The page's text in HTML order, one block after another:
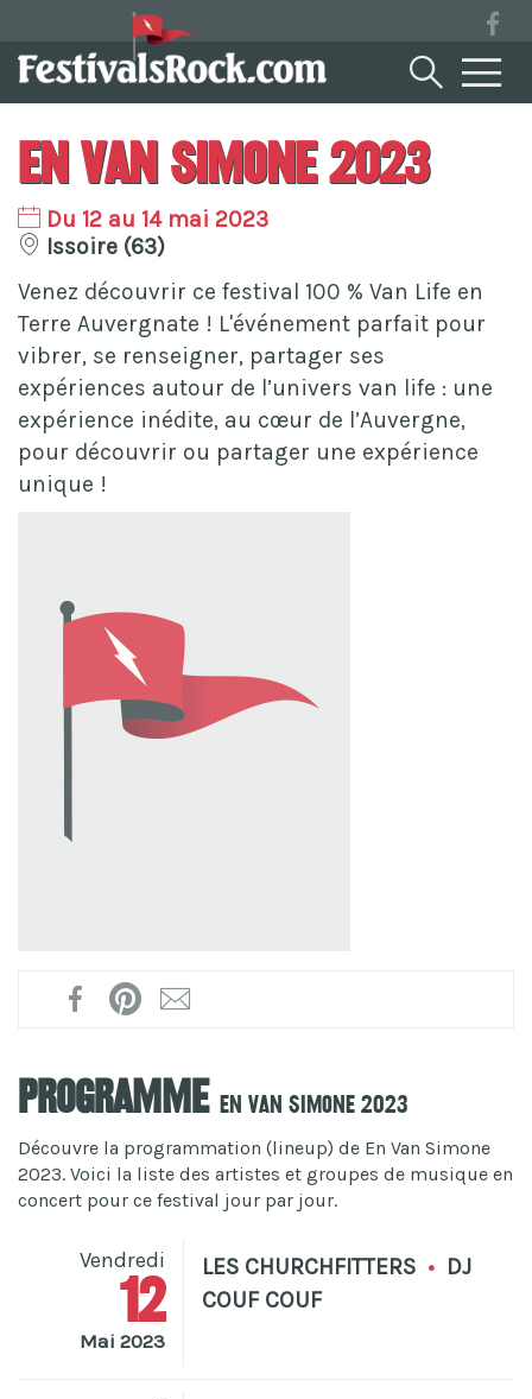
En Van Simone 2023
Du 12 au 14 mai 2023
Issoire (63)
Venez découvrir ce festival 100 % Van Life en
Terre Auvergnate ! L'événement parfait pour
vibrer, se renseigner, partager ses
expériences autour de l’univers van life : une
expérience inédite, au cœur de l’Auvergne,
pour découvrir ou partager une expérience
unique !
Programme En Van Simone 2023
Découvre la programmation (lineup) de En Van Simone
2023. Voici la liste des artistes et groupes de musique en
concert pour ce festival jour par jour.
Vendredi
12
Mai 2023
LES CHURCHFITTERS • DJ
COUF COUF